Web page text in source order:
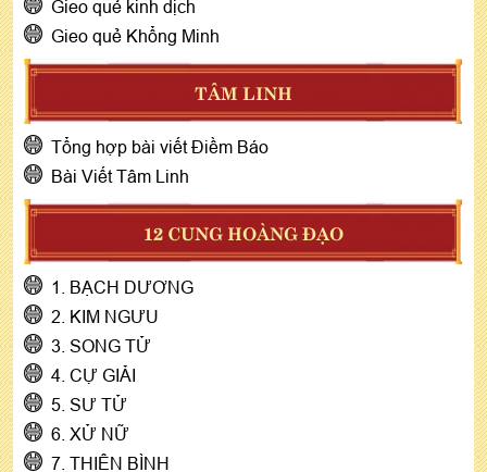
Gieo quẻ kinh dịch
Gieo quẻ Khổng Minh
TÂM LINH
Tổng hợp bài viết Điềm Báo
Bài Viết Tâm Linh
12 CUNG HOÀNG ĐẠO
1. BẠCH DƯƠNG
2. KIM NGƯU
3. SONG TỬ
4. CỰ GIẢI
5. SƯ TỬ
6. XỬ NỮ
7. THIÊN BÌNH